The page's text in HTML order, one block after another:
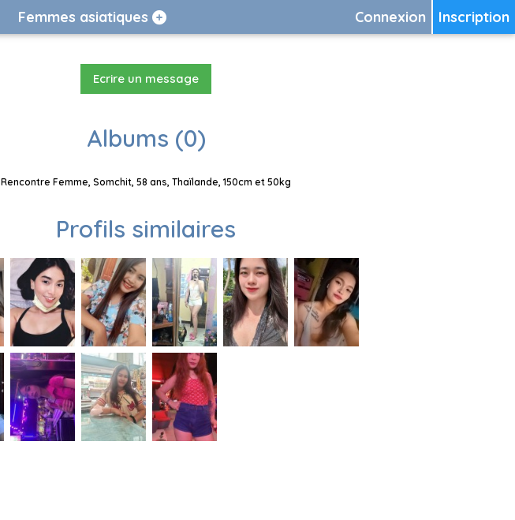
Inscription
Connexion
Femmes asiatiques
Ecrire un message
Albums (0)
Rencontre Femme, Somchit, 58 ans, Thaïlande, 150cm et 50kg
Profils similaires